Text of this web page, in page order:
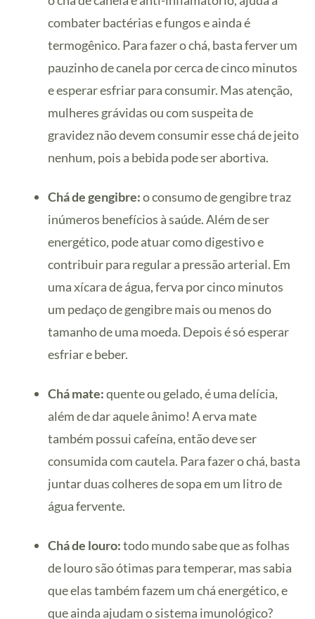
combater bactérias e fungos e ainda é
termogênico. Para fazer o chá, basta ferver um
pauzinho de canela por cerca de cinco minutos
e esperar esfriar para consumir. Mas atenção,
mulheres grávidas ou com suspeita de
gravidez não devem consumir esse chá de jeito
nenhum, pois a bebida pode ser abortiva.
Chá de gengibre:o consumo de gengibre traz
inúmeros benefícios à saúde. Além de ser
energético, pode atuar como digestivo e
contribuir para regular a pressão arterial. Em
uma xícara de água, ferva por cinco minutos
um pedaço de gengibre mais ou menos do
tamanho de uma moeda. Depois é só esperar
esfriar e beber.
Chá mate:quente ou gelado, é uma delícia,
além de dar aquele ânimo! A erva mate
também possui cafeína, então deve ser
consumida com cautela. Para fazer o chá, basta
juntar duas colheres de sopa em um litro de
água fervente.
Chá de louro:todo mundo sabe que as folhas
de louro são ótimas para temperar, mas sabia
que elas também fazem um chá energético, e
que ainda ajudam o sistema imunológico?